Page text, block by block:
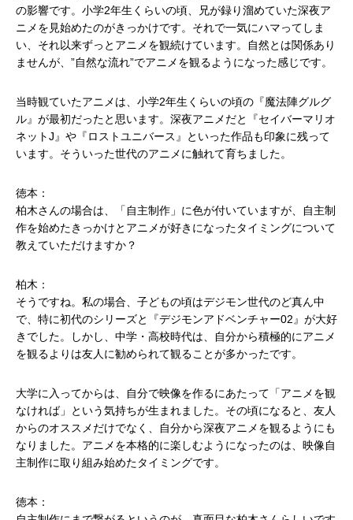
の影響です。小学2年生くらいの頃、兄が録り溜めていた深夜ア
ニメを見始めたのがきっかけです。それで一気にハマってしま
い、それ以来ずっとアニメを観続けています。自然とは関係あり
ませんが、”自然な流れ”でアニメを観るようになった感じです。
当時観ていたアニメは、小学2年生くらいの頃の『魔法陣グルグ
ル』が最初だったと思います。深夜アニメだと『セイバーマリオ
ネットJ』や『ロストユニバース』といった作品も印象に残って
います。そういった世代のアニメに触れて育ちました。
徳本：
柏木さんの場合は、「自主制作」に色が付いていますが、自主制
作を始めたきっかけとアニメが好きになったタイミングについて
教えていただけますか？
柏木：
そうですね。私の場合、子どもの頃はデジモン世代のど真ん中
で、特に初代のシリーズと『デジモンアドベンチャー02』が大好
きでした。しかし、中学・高校時代は、自分から積極的にアニメ
を観るよりは友人に勧められて観ることが多かったです。
大学に入ってからは、自分で映像を作るにあたって「アニメを観
なければ」という気持ちが生まれました。その頃になると、友人
からのオススメだけでなく、自分から深夜アニメを観るようにも
なりました。アニメを本格的に楽しむようになったのは、映像自
主制作に取り組み始めたタイミングです。
徳本：